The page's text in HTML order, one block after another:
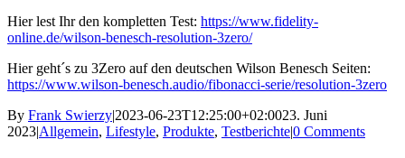
Hier lest Ihr den kompletten Test: https://www.fidelity-
online.de/wilson-benesch-resolution-3zero/
Hier geht´s zu 3Zero auf den deutschen Wilson Benesch Seiten:
https://www.wilson-benesch.audio/fibonacci-serie/resolution-3zero
By Frank Swierzy|2023-06-23T12:25:00+02:0023. Juni
2023|Allgemein, Lifestyle, Produkte, Testberichte|0 Comments